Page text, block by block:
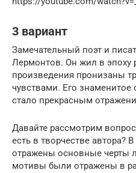
3 вариант
Замечательный поэт и
Лермонтов. Он жил в эпоху
произведения пронизаны
чувствами. Его знаменитое
стало прекрасным
Давайте рассмотрим
есть в творчестве автора?
отражены основные черты
мотивы были отражены в